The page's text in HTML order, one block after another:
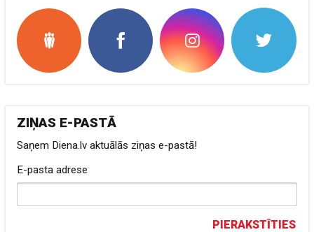
ZIŅAS E-PASTĀ
Saņem Diena.lv aktuālās ziņas e-pastā!
E-pasta adrese
PIERAKSTĪTIES